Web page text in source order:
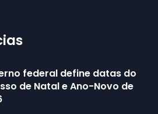
federal define datas do
de Natal e Ano-Novo de